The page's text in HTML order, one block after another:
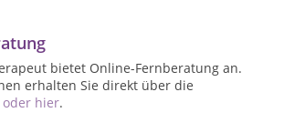
bietet Online-Fernberatung an.
erhalten Sie direkt über die
oder hier.